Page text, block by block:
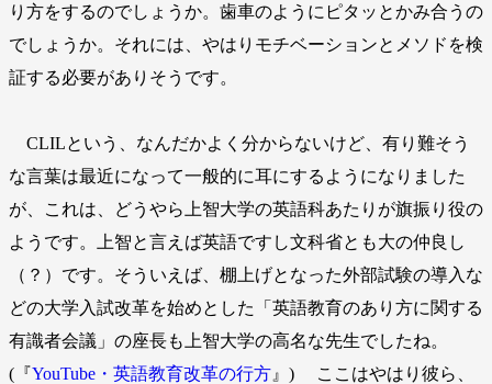
り方をするのでしょうか。歯車のようにピタッとかみ合うの
でしょうか。それには、やはりモチベーションとメソドを検
証する必要がありそうです。
CLILという、なんだかよく分からないけど、有り難そう
な言葉は最近になって一般的に耳にするようになりました
が、これは、どうやら上智大学の英語科あたりが旗振り役の
ようです。上智と言えば英語ですし文科省とも大の仲良し
（？）です。そういえば、棚上げとなった外部試験の導入な
どの大学入試改革を始めとした「英語教育のあり方に関する
有識者会議」の座長も上智大学の高名な先生でしたね。
(『YouTube・英語教育改革の行方 』) ここはやはり彼ら、